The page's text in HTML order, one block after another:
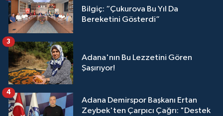
Bilgiç: “Çukurova Bu Yıl Da
Bereketini Gösterdi”
Adana'nın Bu Lezzetini Gören
Şaşırıyor!
3
Adana Demirspor Başkanı Ertan
Zeybek'ten Çarpıcı Çağrı: "Destek
4